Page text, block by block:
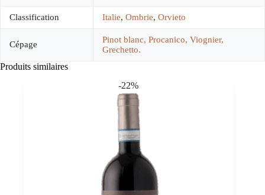
Classification Italie, Ombrie, Orvieto
Cépage
Pinot blanc, Procanico, Viognier,
Grechetto.
Produits similaires
-22%